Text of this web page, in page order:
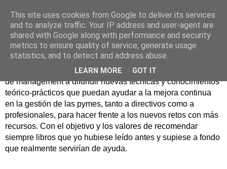
Nuevo Viernes - Nuevo
Libro
Nace con la misión de ayudar mediante la lectura de libros
de management a difundir nuevas técnicas y conocimientos
teórico-prácticos que puedan ayudar a la mejora continua
en la gestión de las pymes, tanto a directivos como a
profesionales, para hacer frente a los nuevos retos con más
recursos. Con el objetivo y los valores de recomendar
siempre libros que yo hubiese leído antes y supiese a fondo
que realmente servirían de ayuda.
This site uses cookies from Google to deliver its services
and to analyze traffic. Your IP address and user-agent are
shared with Google along with performance and security
metrics to ensure quality of service, generate usage
statistics, and to detect and address abuse.
LEARN MORE GOT IT